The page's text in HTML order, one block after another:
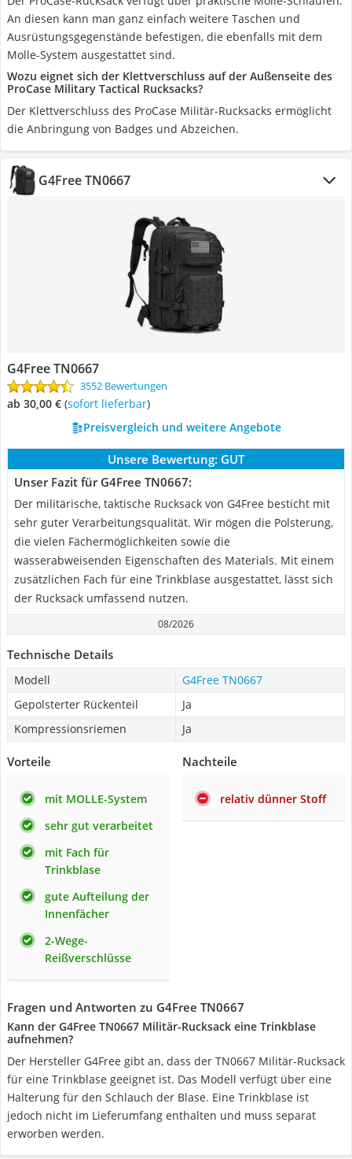
An diesen kann man ganz einfach weitere Taschen und
Ausrüstungsgegenstände befestigen, die ebenfalls mit dem
Molle-System ausgestattet sind.
Wozu eignet sich der Klettverschluss auf der Außenseite des
ProCase Military Tactical Rucksacks?
Der Klettverschluss des ProCase Militär-Rucksacks ermöglicht
die Anbringung von Badges und Abzeichen.
G4Free TN0667
G4Free TN0667
3552 Bewertungen
ab 30,00 € ( Sofort lieferbar)
Preisvergleich und weitere Angebote
Unsere Bewertung: GUT
Unser Fazit für G4Free TN0667:
Der militärische, taktische Rucksack von G4Free besticht mit
sehr guter Verarbeitungsqualität. Wir mögen die Polsterung,
die vielen Fächermöglichkeiten sowie die
wasserabweisenden Eigenschaften des Materials. Mit einem
zusätzlichen Fach für eine Trinkblase ausgestattet, lässt sich
der Rucksack umfassend nutzen.
08/2026
Technische Details
Modell
G4Free TN0667
Gepolsterter Rückenteil
Ja
Kompressionsriemen
Ja
Vorteile
mit MOLLE-System
sehr gut verarbeitet
mit Fach für
Trinkblase
gute Aufteilung der
Innenfächer
2-Wege-
Reißverschlüsse
Nachteile
relativ dünner Stoff
Fragen und Antworten zu G4Free TN0667
Kann der G4Free TN0667 Militär-Rucksack eine Trinkblase
aufnehmen?
Der Hersteller G4Free gibt an, dass der TN0667 Militär-Rucksack
für eine Trinkblase geeignet ist. Das Modell verfügt über eine
Halterung für den Schlauch der Blase. Eine Trinkblase ist
jedoch nicht im Lieferumfang enthalten und muss separat
erworben werden.